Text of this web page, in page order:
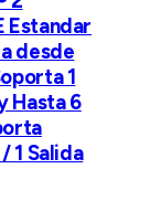
Estandar
desde
1
Hasta 6
1 Salida